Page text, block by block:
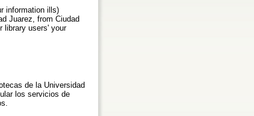
information ills)
Juarez, from Ciudad
library users' your
de la Universidad
los servicios de